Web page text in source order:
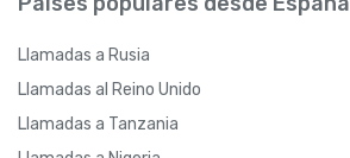
Llamadas a Rusia
Llamadas al Reino Unido
Llamadas a Tanzania